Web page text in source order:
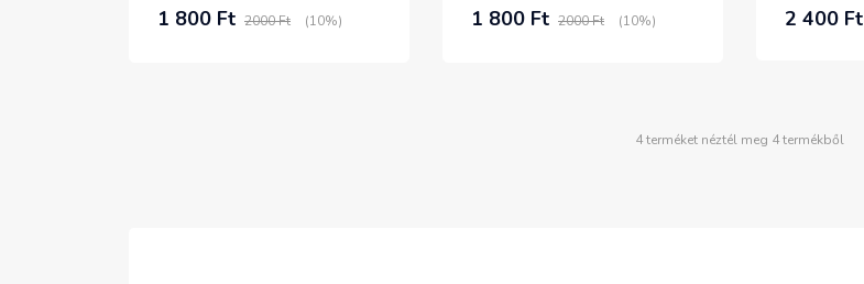
1 800 Ft 2000 Ft (10%) 1 800 Ft 2000 Ft (10%) 2 400 Ft
4 terméket néztél meg 4 termékből